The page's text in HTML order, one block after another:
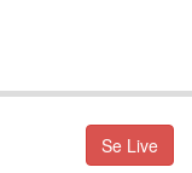
Se Live